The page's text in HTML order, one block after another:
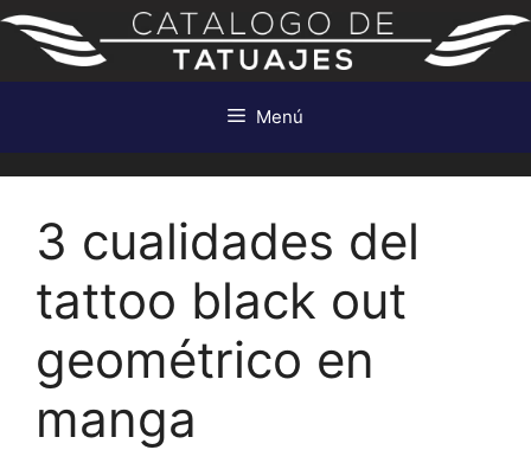
Saltar
contenido
Menú
3 cualidades del
tattoo black out
geométrico en
manga